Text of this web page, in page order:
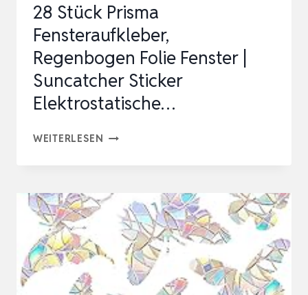
28 Stück Prisma
Fensteraufkleber,
Regenbogen Folie Fenster |
Suncatcher Sticker
Elektrostatische…
WEITERLESEN 28
FENSTERAUFKLEBER,
REGENBOGEN
FOLIE
FENSTER